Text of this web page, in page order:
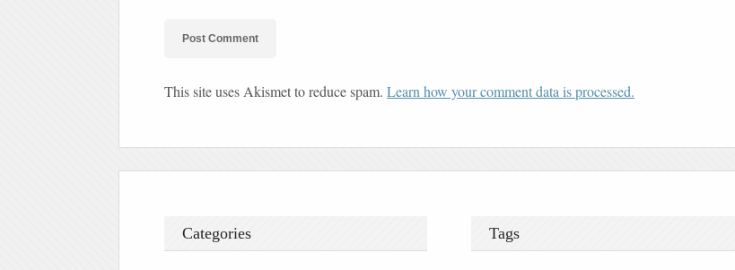
This site uses Akismet to reduce spam. Learn how your comment data is processed.
Categories Tags